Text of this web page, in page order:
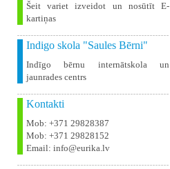
Šeit variet izveidot un nosūtīt E-
kartiņas
Indigo skola "Saules Bērni"
Indīgo bērnu internātskola un
jaunrades centrs
Kontakti
Mob: +371 29828387
Mob: +371 29828152
Email: info@eurika.lv